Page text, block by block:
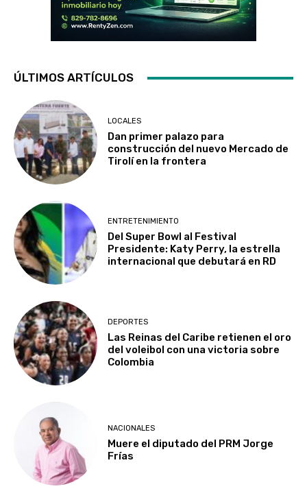
ÚLTIMOS ARTÍCULOS
LOCALES
Dan primer palazo para
construcción del nuevo Mercado de
Tirolí en la frontera
ENTRETENIMIENTO
Del Super Bowl al Festival
Presidente: Katy Perry, la estrella
internacional que debutará en RD
DEPORTES
Las Reinas del Caribe retienen el oro
del voleibol con una victoria sobre
Colombia
NACIONALES
Muere el diputado del PRM Jorge
Frías